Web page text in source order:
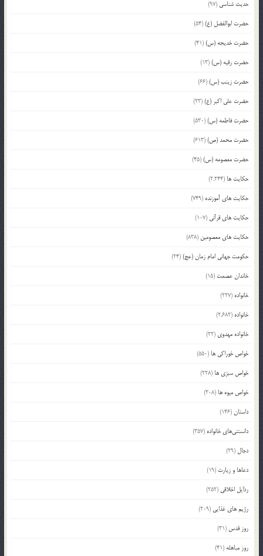
حدیث شناسی (97)
حضرت ابوالفضل (ع)(54)
حضرت خدیجه (س)(41)
حضرت رقیه (س)(13)
حضرت زینب (س)(66)
حضرت علی اکبر (ع)(23)
حضرت فاطمه (س)(530)
حضرت محمد (ص)(613)
حضرت معصومه (س)(45)
حکایت ها (2,244)
حکایت های آموزنده (749)
حکایت های قرآنی (107)
حکایت های معصومین (838)
حکومت جهانی امام زمان (عج)(24)
خاندان عصمت (15)
خانواده (227)
خانواده (2,682)
خانواده مهدوی (22)
خواص خوراکی ها (550)
خواص سبزی ها (228)
خواص میوه ها (308)
داستان(146)
دانستنی‌های خانواده (357)
دجال (29)
دعاها و زیارت (19)
رذایل اخلاقی (252)
رژیم های غذایی (209)
روز قدس (31)
روز مباهله (41)